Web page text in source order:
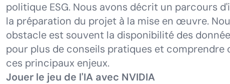
politique ESG. Nous avons décrit un parcours
la préparation du projet à la mise en œuvre.
obstacle est souvent la disponibilité des
pour plus de conseils pratiques et
ces principaux enjeux.
Jouer le jeu de l'IA avec NVIDIA